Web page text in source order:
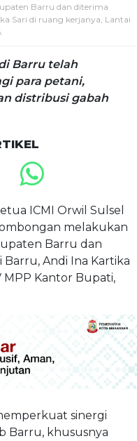
Barru dan diterima
Sari di ruang kerjanya, Lantai
Barru telah
para petani,
distribusi gabah
ICMI Orwil Sulsel
melakukan
Barru dan
Andi Ina Kartika
MPP Kantor Bupati,
sinergi
Barru, khususnya